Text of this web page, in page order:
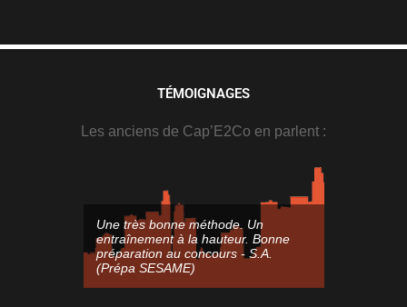
TÉMOIGNAGES
Les anciens de Cap’E2Co en parlent :
Une très bonne méthode. Un
entraînement à la hauteur. Bonne
préparation au concours - S.A.
(Prépa SESAME)